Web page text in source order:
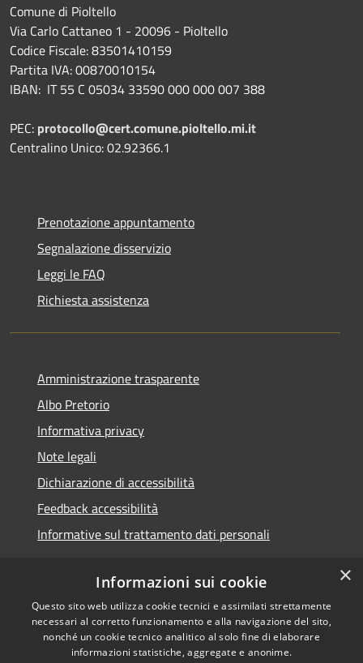
Comune di Pioltello
Via Carlo Cattaneo 1 - 20096 - Pioltello
Codice Fiscale: 83501410159
Partita IVA: 00870010154
IBAN: IT 55 C 05034 33590 000 000 007 388
PEC: protocollo@cert.comune.pioltello.mi.it
Centralino Unico: 02.92366.1
Prenotazione appuntamento
Segnalazione disservizio
Leggi le FAQ
Richiesta assistenza
Amministrazione trasparente
Albo Pretorio
Informativa privacy
Note legali
Dichiarazione di accessibilità
Feedback accessibilità
Informative sul trattamento dati personali
RSS
Accessibilità
Copyright © 2026 • Comune di
Pioltello • Powered by
Municipium•Accesso
×
Informazioni sui cookie
Questo sito web utilizza cookie tecnici e assimilati strettamente
necessari al corretto funzionamento e alla navigazione del sito,
nonché un cookie tecnico analitico al solo fine di elaborare
informazioni statistiche, aggregate e anonime.